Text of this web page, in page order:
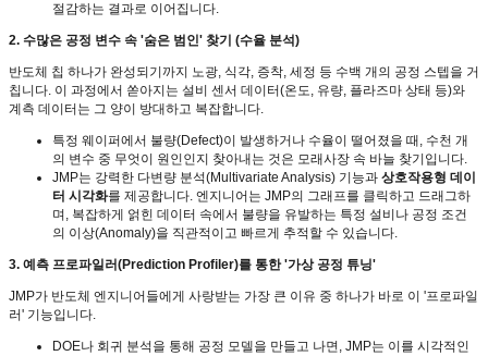
절감하는 결과로 이어집니다.
2. 수많은 공정 변수 속 '숨은 범인' 찾기 (수율 분석)
반도체 칩 하나가 완성되기까지 노광, 식각, 증착, 세정 등 수백 개의 공정 스텝을 거
칩니다. 이 과정에서 쏟아지는 설비 센서 데이터(온도, 유량, 플라즈마 상태 등)와
계측 데이터는 그 양이 방대하고 복잡합니다.
특정 웨이퍼에서 불량(Defect)이 발생하거나 수율이 떨어졌을 때 , 수천 개
의 변수 중 무엇이 원인인지 찾아내는 것은 모래사장 속 바늘 찾기입니다.
JMP는 강력한 다변량 분석(Multivariate Analysis) 기능과 상호작용형 데이
터 시각화를 제공합니다. 엔지니어는 JMP의 그래프를 클릭하고 드래그하
며 , 복잡하게 얽힌 데이터 속에서 불량을 유발하는 특정 설비나 공정 조건
의 이상(Anomaly)을 직관적이고 빠르게 추적할 수 있습니다.
3. 예측 프로파일러(Prediction Profiler)를 통한'가상 공정 튜닝'
JMP가 반도체 엔지니어들에게 사랑받는 가장 큰 이유 중 하나가 바로 이 '프로파일
러' 기능입니다.
DOE나 회귀 분석을 통해 공정 모델을 만들고 나면 , JMP는 이를 시각적인